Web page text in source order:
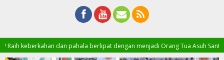
dan pahala berlipat dengan menjadi Orang Tua Asuh Santri Penghafal Al